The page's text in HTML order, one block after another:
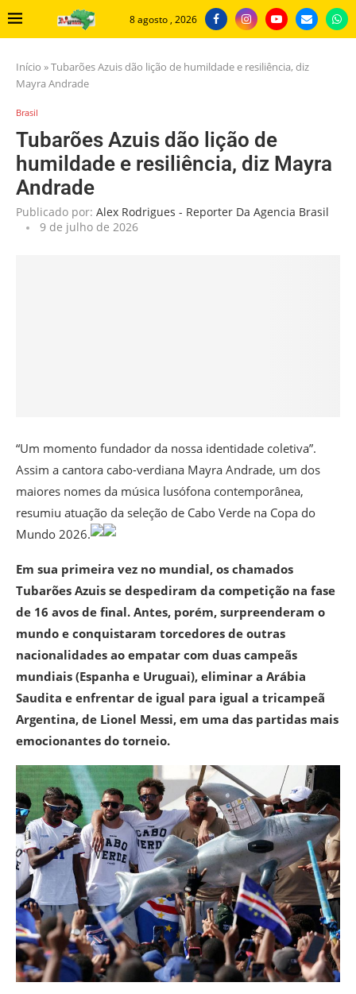
8 agosto , 2026
Início »Tubarões Azuis dão lição de humildade e resiliência, diz
Mayra Andrade
Brasil
Tubarões Azuis dão lição de
humildade e resiliência, diz Mayra
Andrade
Publicado por: Alex Rodrigues - Reporter Da Agencia Brasil
9 de julho de 2026
“Um momento fundador da nossa identidade coletiva”.
Assim a cantora cabo-verdiana Mayra Andrade, um dos
maiores nomes da música lusófona contemporânea,
resumiu atuação da seleção de Cabo Verde na Copa do
Mundo 2026.
Em sua primeira vez no mundial, os chamados
Tubarões Azuis se despediram da competição na fase
de 16 avos de final. Antes, porém, surpreenderam o
mundo e conquistaram torcedores de outras
nacionalidades ao empatar com duas campeãs
mundiais (Espanha e Uruguai), eliminar a Arábia
Saudita e enfrentar de igual para igual a tricampeã
Argentina, de Lionel Messi, em uma das partidas mais
emocionantes do torneio.